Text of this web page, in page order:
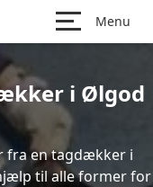
Menu
i Ølgod
fra en tagdækker i
til alle former for